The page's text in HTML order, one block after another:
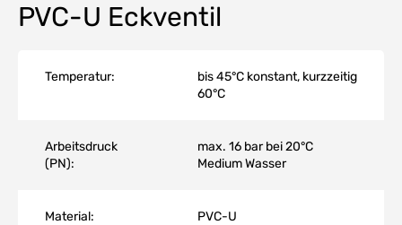
PVC-U Eckventil
Temperatur:
bis 45°C konstant, kurzzeitig
60°C
Arbeitsdruck
(PN):
max. 16 bar bei 20°C
Medium Wasser
Material: PVC-U